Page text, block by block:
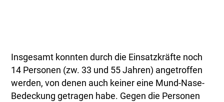
Insgesamt konnten durch die Einsatzkräfte noch
14 Personen (zw. 33 und 55 Jahren) angetroffen
werden, von denen auch keiner eine Mund-Nase-
Bedeckung getragen habe. Gegen die Personen